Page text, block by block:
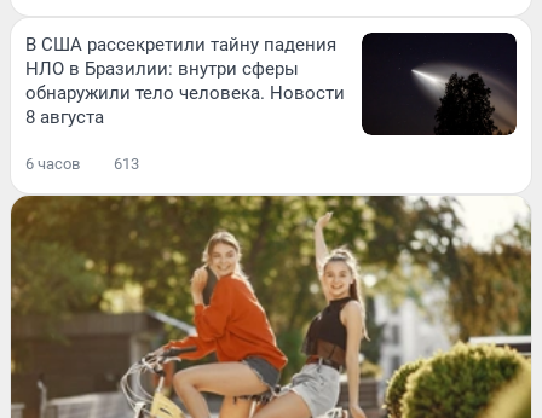
В США рассекретили тайну падения
НЛО в Бразилии: внутри сферы
обнаружили тело человека. Новости
8 августа
6 часов 613